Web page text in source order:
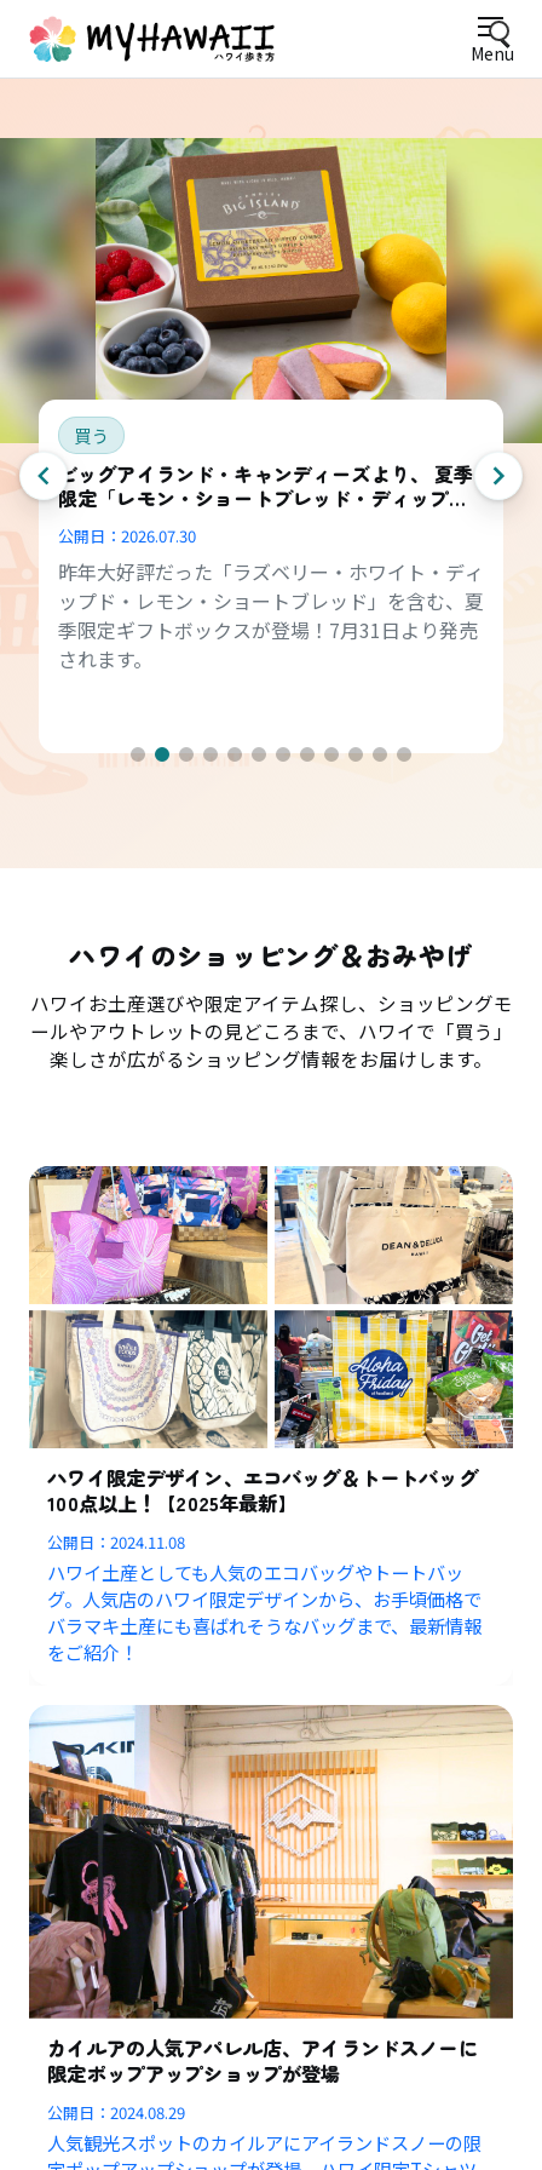
Menu
買う
ビッグアイランド・キャンディーズより、 夏季
限定「レモン・ショートブレッド・ディップ
公開日： 2026.07.30
昨年大好評だった「ラズベリー・ホワイト・ディ
ップド・レモン・ショートブレッド」を含む、夏
季限定ギフトボックスが登場！7月31日より発売
されます。
ハワイのショッピング＆おみやげ
ハワイお土産選びや限定アイテム探し、ショッピングモ
ールやアウトレットの見どころまで、ハワイで「買う」
楽しさが広がるショッピング情報をお届けします。
ハワイ限定デザイン、エコバッグ＆トートバッグ
100点以上！【2025年最新】
公開日：2024.11.08
ハワイ土産としても人気のエコバッグやトートバッ
グ。人気店のハワイ限定デザインから、お手頃価格で
バラマキ土産にも喜ばれそうなバッグまで、最新情報
をご紹介！
カイルアの人気アパレル店、アイランドスノーに
限定ポップアップショップが登場
公開日：2024.08.29
人気観光スポットのカイルアにアイランドスノーの限